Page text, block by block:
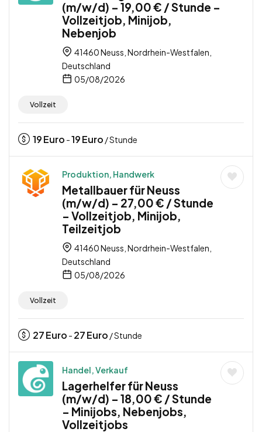
(m/w/d) – 19,00 € / Stunde –
Vollzeitjob, Minijob,
Nebenjob
41460 Neuss, Nordrhein-Westfalen,
Deutschland
05/08/2026
Vollzeit
19Euro -19Euro / Stunde
Produktion, Handwerk
Metallbauer für Neuss
(m/w/d) – 27,00 € / Stunde
– Vollzeitjob, Minijob,
Teilzeitjob
41460 Neuss, Nordrhein-Westfalen,
Deutschland
05/08/2026
Vollzeit
27Euro - 27Euro / Stunde
Handel, Verkauf
Lagerhelfer für Neuss
(m/w/d) – 18,00 € / Stunde
– Minijobs, Nebenjobs,
Vollzeitjobs